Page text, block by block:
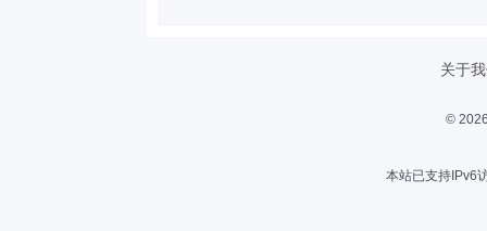
关于
©
本站已支持IPv6